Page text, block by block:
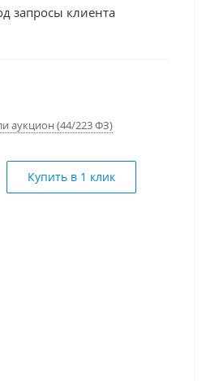
запросы клиента
аукцион (44/223 ФЗ)
Купить в 1 клик